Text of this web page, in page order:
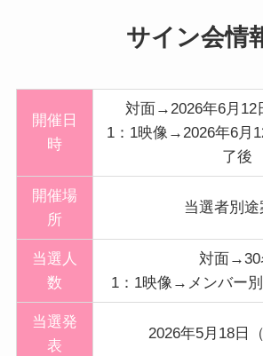
サイン会情
開催日
時
対面→2026年6月12
1：1映像→2026年6月
了後
開催場
所
当選者別途
当選人
数
対面→30
1：1映像→メンバー別
当選発
表
2026年5月18日